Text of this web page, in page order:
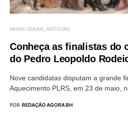
MINAS GERAIS NOTÍCIAS
Conheça as finalistas do
do Pedro Leopoldo
Nove candidatas disputam a grande
Aquecimento PLRS, em 23 de maio,
POR REDAÇÃO AGORA BH